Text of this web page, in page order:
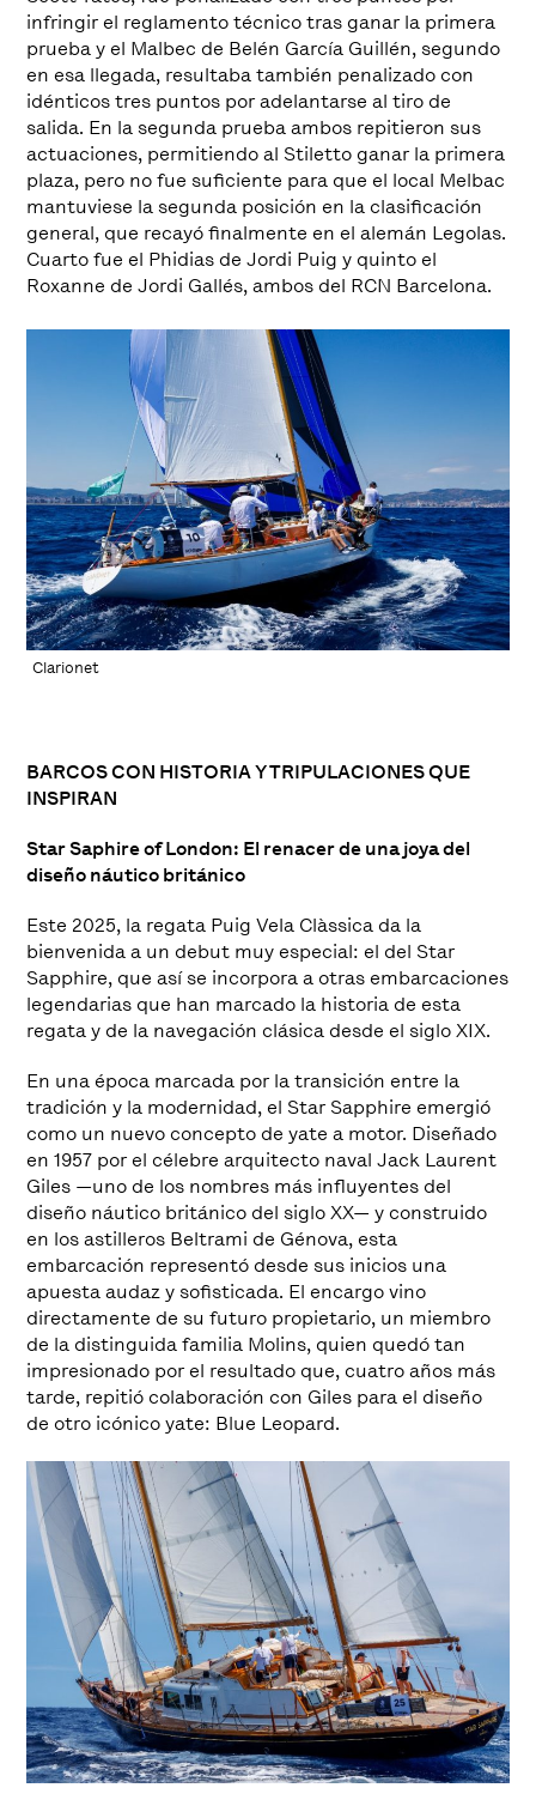
infringir el reglamento técnico tras ganar la primera
prueba y el Malbec de Belén García Guillén, segundo
en esa llegada, resultaba también penalizado con
idénticos tres puntos por adelantarse al tiro de
salida. En la segunda prueba ambos repitieron sus
actuaciones, permitiendo al Stiletto ganar la primera
plaza, pero no fue suficiente para que el local Melbac
mantuviese la segunda posición en la clasificación
general, que recayó finalmente en el alemán Legolas.
Cuarto fue el Phidias de Jordi Puig y quinto el
Roxanne de Jordi Gallés, ambos del RCN Barcelona.
Clarionet
BARCOS CON HISTORIA Y TRIPULACIONES QUE
INSPIRAN
Star Saphire of London: El renacer de una joya del
diseño náutico británico
Este 2025, la regata Puig Vela Clàssica da la
bienvenida a un debut muy especial: el del Star
Sapphire, que así se incorpora a otras embarcaciones
legendarias que han marcado la historia de esta
regata y de la navegación clásica desde el siglo XIX.
En una época marcada por la transición entre la
tradición y la modernidad, el Star Sapphire emergió
como un nuevo concepto de yate a motor. Diseñado
en 1957 por el célebre arquitecto naval Jack Laurent
Giles —uno de los nombres más influyentes del
diseño náutico británico del siglo XX— y construido
en los astilleros Beltrami de Génova, esta
embarcación representó desde sus inicios una
apuesta audaz y sofisticada. El encargo vino
directamente de su futuro propietario, un miembro
de la distinguida familia Molins, quien quedó tan
impresionado por el resultado que, cuatro años más
tarde, repitió colaboración con Giles para el diseño
de otro icónico yate: Blue Leopard.